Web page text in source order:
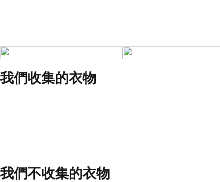
我們收集的衣物
我們不收集的衣物